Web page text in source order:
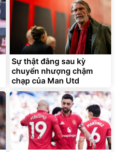
Sự thật đằng sau kỳ
chuyển nhượng chậm
chạp của Man Utd